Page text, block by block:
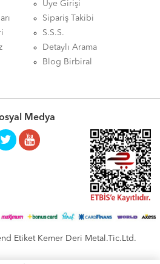
Üye Girişi
Sipariş Takibi
S.S.S.
Detaylı Arama
Blog Birbiral
Medya
Etiket Kemer Deri Metal.Tic.Ltd.